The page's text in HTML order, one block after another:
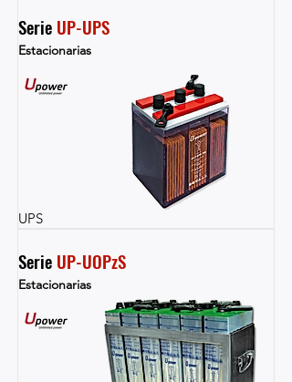
Serie UP-UPS
Estacionarias
UPS
Serie UP-UOPzS
Estacionarias